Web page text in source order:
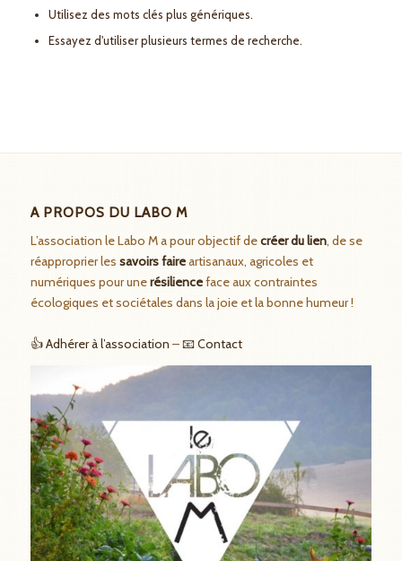
Utilisez des mots clés plus génériques.
Essayez d'utiliser plusieurs termes de recherche.
A PROPOS DU LABO M
L’association le Labo M a pour objectif decréer du lien, de se
réapproprier les savoirs faireartisanaux, agricoles et
numériques pour unerésilienceface aux contraintes
écologiques et sociétales dans la joie et la bonne humeur !
👍 Adhérer à l’association –📧 Contact